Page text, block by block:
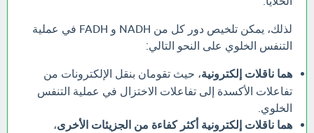
لذلك، يمكن تلخيص دور كل من NADH و FADH في عملية
التنفس الخلوي على النحو التالي:
هما ناقلات إلكترونية، حيث تقومان بنقل الإلكترونات من
تفاعلات الأكسدة إلى تفاعلات الاختزال في عملية التنفس
الخلوي.
هما ناقلات إلكترونية أكثر كفاءة من الجزيئات الأخرى،